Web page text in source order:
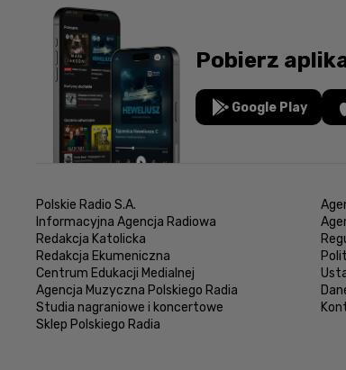
Pobierz
Google Play
Polskie Radio S.A.
Informacyjna Agencja Radiowa
Redakcja Katolicka
Redakcja Ekumeniczna
Centrum Edukacji Medialnej
Agencja Muzyczna Polskiego Radia
Studia nagraniowe i koncertowe
Sklep Polskiego Radia